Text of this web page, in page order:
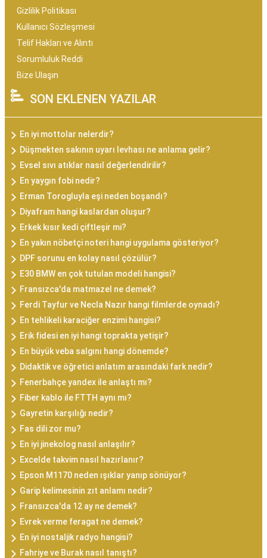
Gizlilik Politikası
Kullanıcı Sözleşmesi
Telif Hakları ve Alıntı
Sorumluluk Reddi
Bize Ulaşın
SON EKLENEN YAZILAR
En iyi mottolar nelerdir?
Düşmekten sakının uyarı levhası ne anlama gelir?
Evsel sıvı atıklar nasıl değerlendirilir?
En yaygın fobi nedir?
Erman Torogluyla eşi neden boşandı?
Diyafram hangi kaslardan oluşur?
Erkek kısır kedi çiftleşir mi?
En yakın nöbetçi noteri hangi uygulama gösteriyor?
DPF sorunu en kolay nasıl çözülür?
E30 BMW en çok tutulan modeli hangisi?
Fransızca'da matmazel ne demek?
Ferdi Tayfur ve Necla Nazır hangi filmlerde oynadı?
En tehlikeli karaciğer enzimi hangisi?
Erik fidesi en iyi hangi toprakta yetişir?
En büyük veba salgını hangi dönemde?
Didaktik ve öğretici anlatım arasındaki fark nedir?
Fenerbahçe yandex ile anlaştı mı?
Fiber kablo ile FTTH aynı mı?
Gayretin karşılığı nedir?
Fas dili zor mu?
En iyi jinekolog nasıl anlaşılır?
Excelde takvim nasıl hazırlanır?
Epson M1170 neden ışıklar yanıp sönüyor?
Garip kelimesinin zıt anlamı nedir?
Fransızca'da 12 ay ne demek?
Evrek verme feragat ne demek?
En iyi nostaljik radyo hangisi?
Fahriye ve Burak nasıl tanıştı?